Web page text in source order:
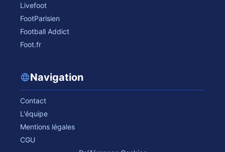
Livefoot
FootParisien
Football Addict
Foot.fr
Navigation
Contact
L'équipe
Mentions légales
CGU